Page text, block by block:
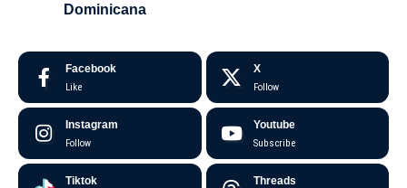
Dominicana
Facebook
Like
X
Follow
Instagram
Follow
Youtube
Subscribe
Tiktok Threads